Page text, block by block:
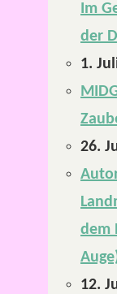
Im
der
1.
26.
dem
12.